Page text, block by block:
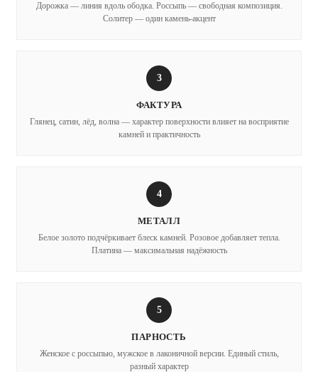
Дорожка — линия вдоль ободка. Россыпь — свободная композиция.
Солитер — один камень-акцент
3
ФАКТУРА
Глянец, сатин, лёд, волна — характер поверхности влияет на восприятие
камней и практичность
4
МЕТАЛЛ
Белое золото подчёркивает блеск камней. Розовое добавляет тепла.
Платина — максимальная надёжность
5
ПАРНОСТЬ
Женское с россыпью, мужское в лаконичной версии. Единый стиль,
разный характер